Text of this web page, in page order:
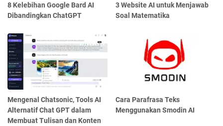
8 Kelebihan Google Bard AI
Dibandingkan ChatGPT
3 Website AI untuk Menjawab
Soal Matematika
Mengenal Chatsonic, Tools AI
Alternatif Chat GPT dalam
Membuat Tulisan dan Konten
Cara Parafrasa Teks
Menggunakan Smodin AI